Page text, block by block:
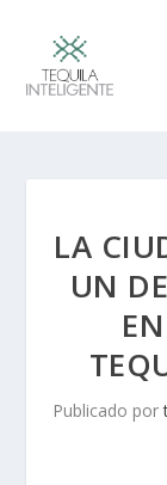
LA
UN
Publicado por